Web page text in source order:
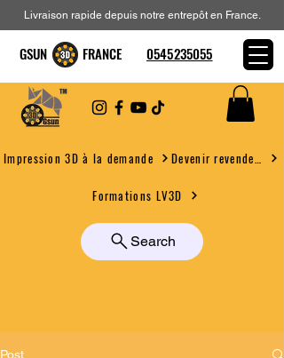
Impression 3D à la demande
Formations LV3D
Search
Livraison rapide depuis notre entrepôt en France.
GSUN FRANCE 0545235055
Post